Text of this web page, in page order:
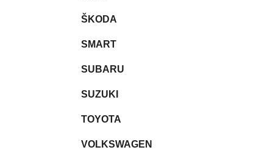
ŠKODA
SMART
SUBARU
SUZUKI
TOYOTA
VOLKSWAGEN